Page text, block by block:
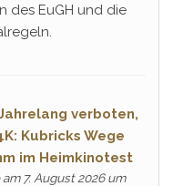
des EuGH und die
verboten,
Kubricks Wege
im Heimkinotest
am 7. August 2026 um